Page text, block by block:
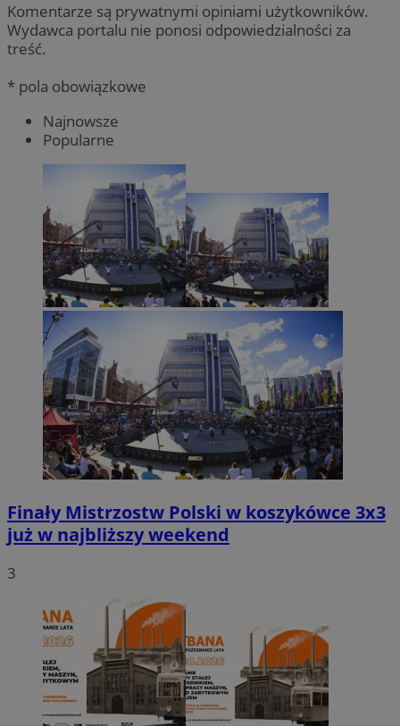
Komentarze są prywatnymi opiniami użytkowników.
Wydawca portalu nie ponosi odpowiedzialności za
treść.
* pola obowiązkowe
Najnowsze
Popularne
Finały Mistrzostw Polski w koszykówce 3x3
już w najbliższy weekend
3